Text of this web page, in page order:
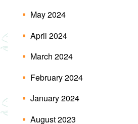
May 2024
April 2024
March 2024
February 2024
January 2024
August 2023